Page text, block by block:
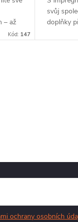
– až
Kód: 147
svůj
doplňky
a
ochrany osobních